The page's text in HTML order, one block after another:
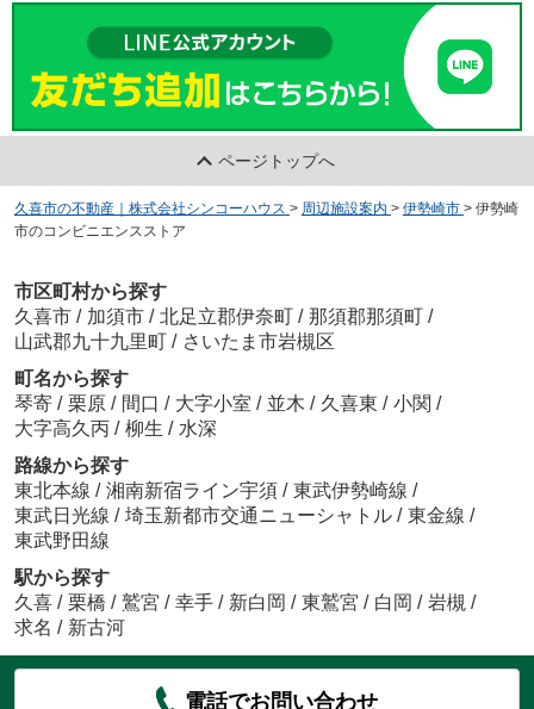
ページトップへ
久喜市の不動産｜株式会社シンコーハウス > 周辺施設案内 > 伊勢崎市 > 伊勢崎
市のコンビニエンスストア
市区町村から探す
久喜市 / 加須市 / 北足立郡伊奈町 / 那須郡那須町 /
山武郡九十九里町 / さいたま市岩槻区
町名から探す
琴寄 / 栗原 / 間口 / 大字小室 / 並木 / 久喜東 / 小関 /
大字高久丙 / 柳生 / 水深
路線から探す
東北本線 / 湘南新宿ライン宇須 / 東武伊勢崎線 /
東武日光線 / 埼玉新都市交通ニューシャトル / 東金線 /
東武野田線
駅から探す
久喜 / 栗橋 / 鷲宮 / 幸手 / 新白岡 / 東鷲宮 / 白岡 / 岩槻 /
求名 / 新古河
電話でお問い合わせ